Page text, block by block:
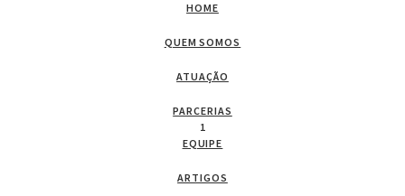
HOME
QUEM SOMOS
ATUAÇÃO
PARCERIAS
1
EQUIPE
ARTIGOS